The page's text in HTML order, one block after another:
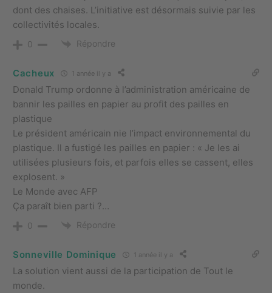
dont des chaises. L’initiative est désormais suivie par les
collectivités locales.
0 Répondre
Cacheux 1 année il y a
Donald Trump ordonne à l’administration américaine de
bannir les pailles en papier au profit des pailles en
plastique
Le président américain nie l’impact environnemental du
plastique. Il a fustigé les pailles en papier : « Je les ai
utilisées plusieurs fois, et parfois elles se cassent, elles
explosent. »
Le Monde avec AFP
Ça paraît bien parti ?…
0 Répondre
Sonneville Dominique 1 année il y a
La solution vient aussi de la participation de Tout le
monde.